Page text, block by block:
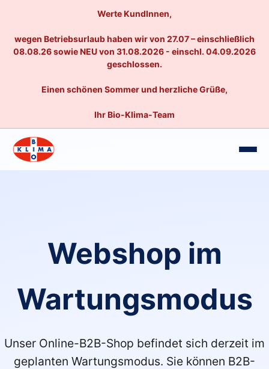
Werte KundInnen,
wegen Betriebsurlaub haben wir von 27.07 – einschließlich
08.08.26 sowie NEU von 31.08.2026 - einschl. 04.09.2026
geschlossen.
Einen schönen Sommer und herzliche Grüße,
Ihr Bio-Klima-Team
Webshop im
Wartungsmodus
Unser Online-B2B-Shop befindet sich derzeit im
geplanten Wartungsmodus. Sie können B2B-